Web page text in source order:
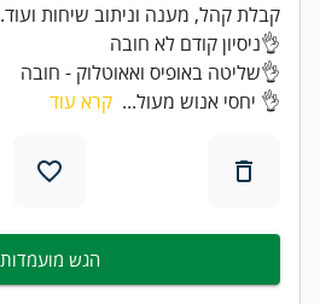
👌שליטה באופיס ואאוטלוק - חובה
👌 יחסי אנוש מעול... קרא עוד
הגש מועמדות